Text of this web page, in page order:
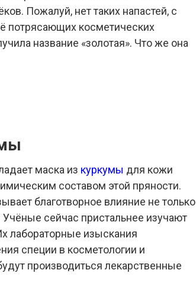
Пожалуй, нет таких напастей, с
потрясающих косметических
название «золотая». Что же она
маска из куркумы для кожи
составом этой пряности.
благотворное влияние не только
сейчас пристальнее изучают
лабораторные изыскания
специи в косметологии и
производиться лекарственные